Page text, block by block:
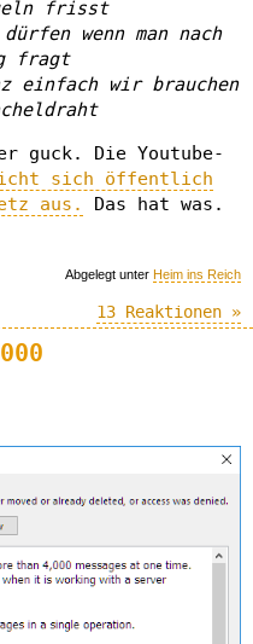
frisst
wenn man nach
fragt
einfach wir brauchen
guck. Die Youtube-
sich öffentlich
aus.
Das hat was.
Abgelegt unter Heim ins Reich
13 Reaktionen »